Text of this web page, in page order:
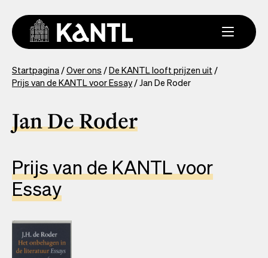
naar
inhoud
gaan
You
are
Startpagina Over ons De KANTL looft prijzen uit
Prijs van de KANTL voor Essay Jan De Roder
Jan De Roder
Prijs van de KANTL voor
Essay